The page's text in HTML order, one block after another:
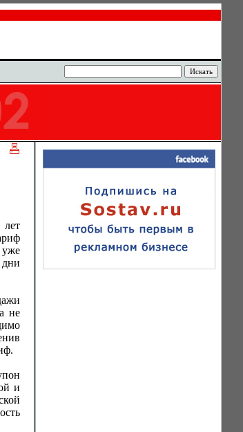
лет
уже
не
и